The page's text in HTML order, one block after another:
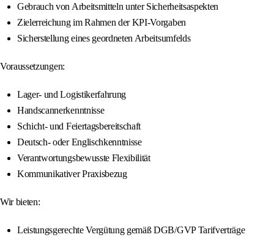
Gebrauch von Arbeitsmitteln unter Sicherheitsaspekten
Zielerreichung im Rahmen der KPI-Vorgaben
Sicherstellung eines geordneten Arbeitsumfelds
Voraussetzungen:
Lager- und Logistikerfahrung
Handscannerkenntnisse
Schicht- und Feiertagsbereitschaft
Deutsch- oder Englischkenntnisse
Verantwortungsbewusste Flexibilität
Kommunikativer Praxisbezug
Wir bieten:
Leistungsgerechte Vergütung gemäß DGB/GVP Tarifverträge